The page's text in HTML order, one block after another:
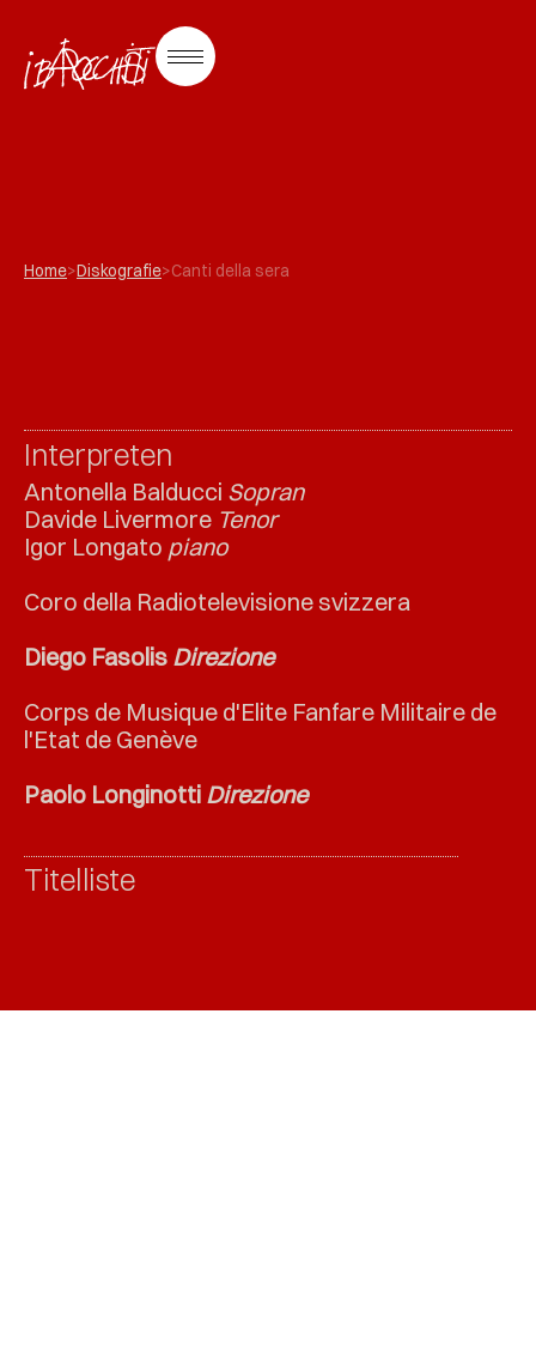
Home>Diskografie>Canti della sera
Interpreten
Antonella Balducci Sopran
Davide Livermore Tenor
Igor Longato piano
Coro della Radiotelevisione svizzera
Diego Fasolis Direzione
Corps de Musique d'Elite Fanfare Militaire de
l'Etat de Genève
Paolo Longinotti Direzione
Titelliste